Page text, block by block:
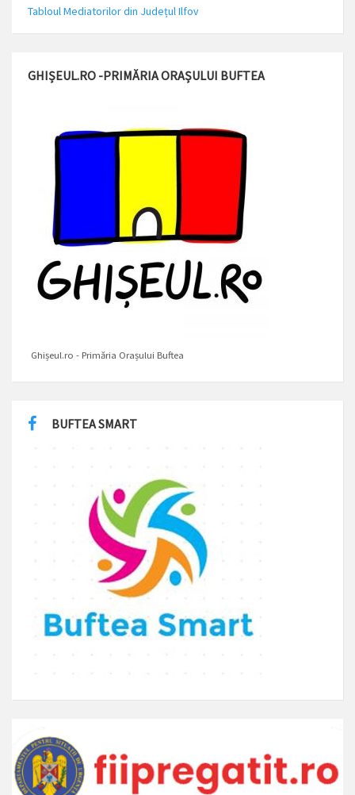
Tabloul Mediatorilor din Județul Ilfov
GHIȘEUL.RO -PRIMĂRIA ORAȘULUI BUFTEA
Ghișeul.ro - Primăria Orașului Buftea
BUFTEA SMART